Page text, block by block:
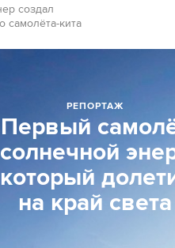
создал
самолёта-кита
РЕПОРТАЖ
Первый
который
на край света